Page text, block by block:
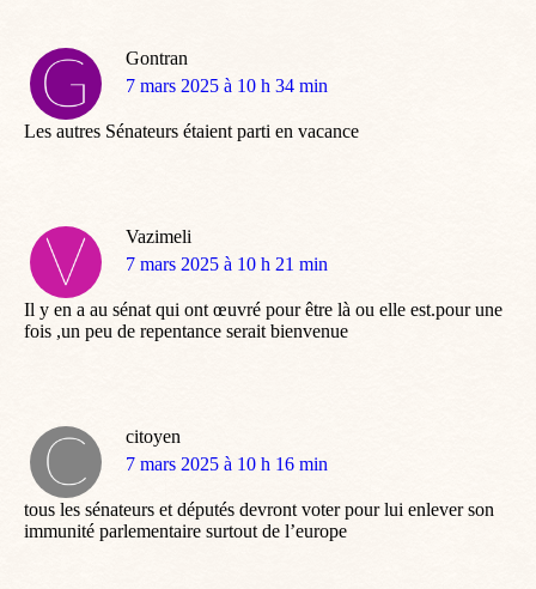
Gontran
dit
7 mars 2025 à 10 h 34 min
Les autres Sénateurs étaient parti en vacance
Vazimeli
dit
7 mars 2025 à 10 h 21 min
Il y en a au sénat qui ont œuvré pour être là ou elle est.pour une
fois ,un peu de repentance serait bienvenue
citoyen
dit
7 mars 2025 à 10 h 16 min
tous les sénateurs et députés devront voter pour lui enlever son
immunité parlementaire surtout de l’europe